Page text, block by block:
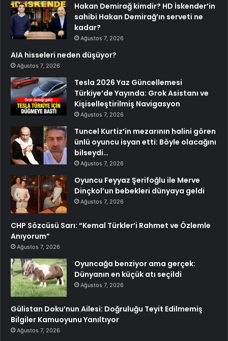
Hakan Demirağ kimdir? HD İskender’in
sahibi Hakan Demirağ’ın serveti ne
kadar?
Ağustos 7, 2026
AIA hisseleri neden düşüyor?
Ağustos 7, 2026
Tesla 2026 Yaz Güncellemesi
Türkiye’de Yayında: Grok Asistanı ve
Kişiselleştirilmiş Navigasyon
Ağustos 7, 2026
Tuncel Kurtiz’in mezarının halini gören
ünlü oyuncu isyan etti: Böyle olacağını
bilseydi…
Ağustos 7, 2026
Oyuncu Feyyaz Şerifoğlu ile Merve
Dinçkol’un bebekleri dünyaya geldi
Ağustos 7, 2026
CHP Sözcüsü Sarı: “Kemal Türkler’i Rahmet ve Özlemle
Anıyorum”
Ağustos 7, 2026
Oyuncağa benziyor ama gerçek:
Dünyanın en küçük atı seçildi
Ağustos 7, 2026
Gülistan Doku’nun Ailesi: Doğruluğu Teyit Edilmemiş
Bilgiler Kamuoyunu Yanıltıyor
Ağustos 7, 2026